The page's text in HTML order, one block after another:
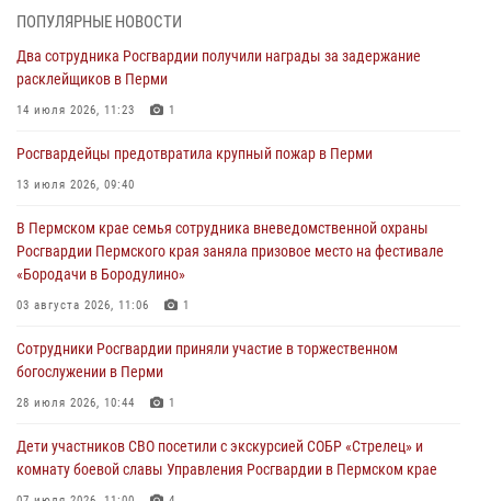
Сотрудники Росгвардии приняли участие в торжественном
28 июля 2026, 10:44 1
Росгвардейцы оказали силовую поддержку при задержании
28 июля 2026, 06:15
ведомственной акции «Каникулы с Росгвардией»
24 июля 2026, 08:45
Юные защитники порядка: росгвардейцы провели день в клубе
24 июля 2026, 08:43
ПОПУЛЯРНЫЕ НОВОСТИ
Два сотрудника Росгвардии получили награды за задержание
расклейщиков в Перми
14 июля 2026, 11:23 1
Росгвардейцы предотвратила крупный пожар в Перми
13 июля 2026, 09:40
В Пермском крае семья сотрудника вневедомственной охраны
Росгвардии Пермского края заняла призовое место на фестивале
«Бородачи в Бородулино»
03 августа 2026, 11:06 1
Сотрудники Росгвардии приняли участие в торжественном
богослужении в Перми
28 июля 2026, 10:44 1
Дети участников СВО посетили с экскурсией СОБР «Стрелец» и
комнату боевой славы Управления Росгвардии в Пермском крае